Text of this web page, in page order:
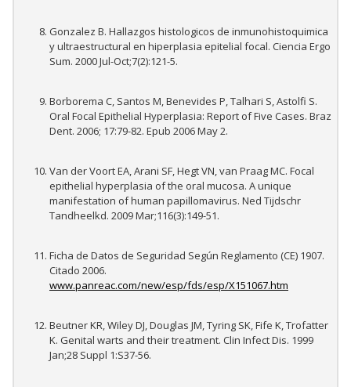
Gonzalez B. Hallazgos histologicos de inmunohistoquimica
y ultraestructural en hiperplasia epitelial focal. Ciencia Ergo
Sum. 2000 Jul-Oct;7(2):121-5.
Borborema C, Santos M, Benevides P, Talhari S, Astolfi S.
Oral Focal Epithelial Hyperplasia: Report of Five Cases. Braz
Dent. 2006; 17:79-82. Epub 2006 May 2.
Van der Voort EA, Arani SF, Hegt VN, van Praag MC. Focal
epithelial hyperplasia of the oral mucosa. A unique
manifestation of human papillomavirus. Ned Tijdschr
Tandheelkd. 2009 Mar;116(3):149-51.
Ficha de Datos de Seguridad Según Reglamento (CE) 1907.
Citado 2006.
www.panreac.com/new/esp/fds/esp/X151067.htm
Beutner KR, Wiley DJ, Douglas JM, Tyring SK, Fife K, Trofatter
K. Genital warts and their treatment. Clin Infect Dis. 1999
Jan;28 Suppl 1:S37-56.